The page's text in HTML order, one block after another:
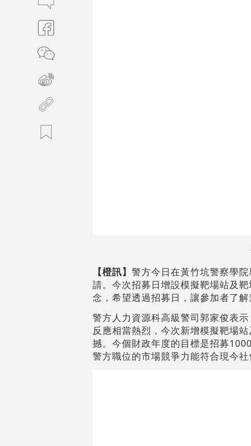
【橙訊】 警方今日在黃竹坑警察學
請。今次招募日增設模擬靶場站及
念，希望透過招募日，讓參加者了解
警方人力資源科高級警司郭家俊表
反應相當熱烈，今次新增模擬靶場
撼。今個財政年度的目標是招募
警方職位的市場競爭力能符合現今社